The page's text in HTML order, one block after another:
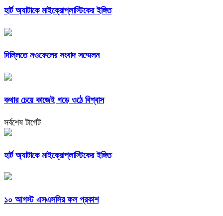
হার্ট অ্যাটাকে মাইক্রোপ্লাস্টিকের ইঙ্গিত
দিল্লিতে নওফেলের সংবাদ সম্মেলন
কথার চেয়ে কাজেই গড়ে ওঠে বিশ্বাস
সর্বশেষ টার্গেট
হার্ট অ্যাটাকে মাইক্রোপ্লাস্টিকের ইঙ্গিত
১০ আগস্ট এসএসসির ফল প্রকাশ